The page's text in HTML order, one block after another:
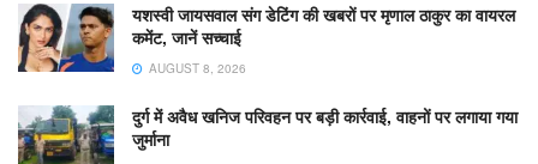
यशस्वी जायसवाल संग डेटिंग की खबरों पर मृणाल ठाकुर का वायरल
कमेंट, जानें सच्चाई
AUGUST 8, 2026
दुर्ग में अवैध खनिज परिवहन पर बड़ी कार्रवाई, वाहनों पर लगाया गया
जुर्माना